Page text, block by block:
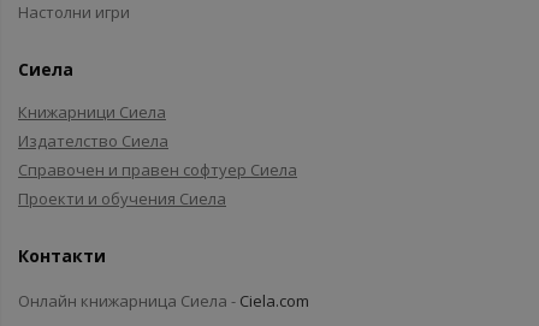
Настолни игри
Сиела
Книжарници Сиела
Издателство Сиела
Справочен и правен софтуер Сиела
Проекти и обучения Сиела
Контакти
Онлайн книжарница Сиела - Ciela.com